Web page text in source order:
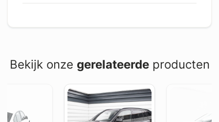
Bekijk onze gerelateerdeproducten